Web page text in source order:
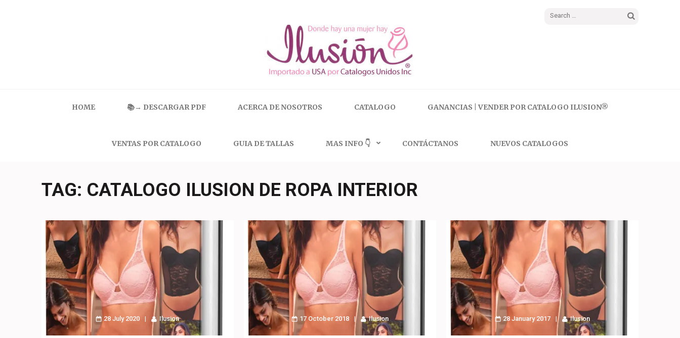
Search
HOME 📚→ DESCARGAR PDF ACERCA DE NOSOTROS CATALOGO GANANCIAS | VENDER POR CATALOGO ILUSION®
VENTAS POR CATALOGO GUIA DE TALLAS MAS INFO 👇 CONTÁCTANOS NUEVOS CATALOGOS
TAG: CATALOGO ILUSION DE ROPA INTERIOR
28 July 2020 Ilusion 17 October 2018 Ilusion 28 January 2017 Ilusion